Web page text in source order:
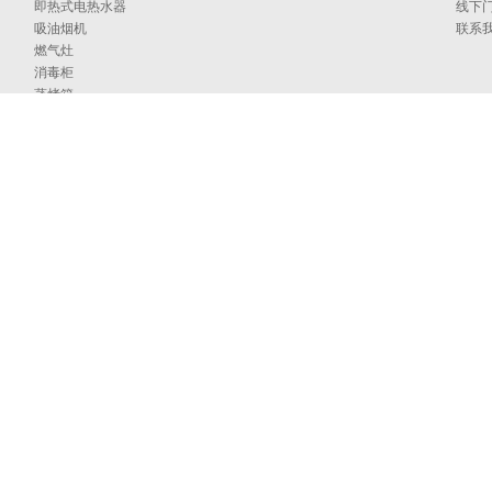
即热式电热水器
吸油烟机
燃气灶
消毒柜
蒸烤箱
线下
联系